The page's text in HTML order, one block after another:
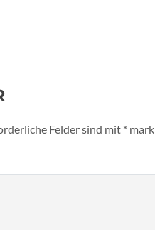
Felder sind mit *